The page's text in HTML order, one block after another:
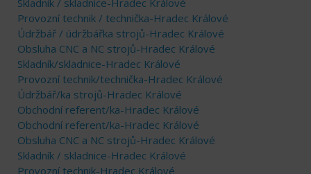
Provozní technik / technička-Hradec Králové
Údržbář / údržbářka strojů-Hradec Králové
Obsluha CNC a NC strojů-Hradec Králové
Skladník/skladnice-Hradec Králové
Provozní technik/technička-Hradec Králové
Údržbář/ka strojů-Hradec Králové
Obchodní referent/ka-Hradec Králové
Obchodní referent/ka-Hradec Králové
Obsluha CNC a NC strojů-Hradec Králové
Skladník / skladnice-Hradec Králové
Provozní technik-Hradec Králové